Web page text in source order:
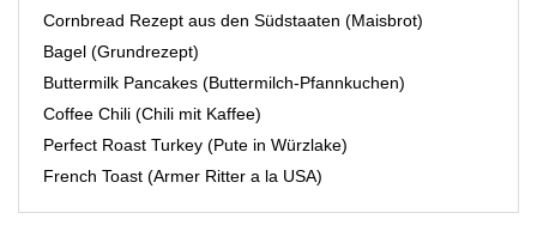
Cornbread Rezept aus den Südstaaten (Maisbrot)
Bagel (Grundrezept)
Buttermilk Pancakes (Buttermilch-Pfannkuchen)
Coffee Chili (Chili mit Kaffee)
Perfect Roast Turkey (Pute in Würzlake)
French Toast (Armer Ritter a la USA)